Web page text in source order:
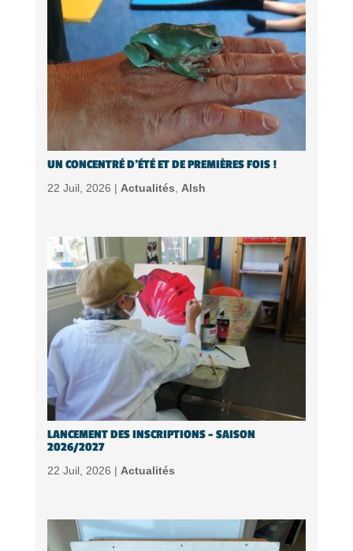
UN CONCENTRÉ D’ÉTÉ ET DE PREMIÈRES FOIS !
22 Juil, 2026 | Actualités Alsh
LANCEMENT DES INSCRIPTIONS – SAISON
2026/2027
22 Juil, 2026 | Actualités